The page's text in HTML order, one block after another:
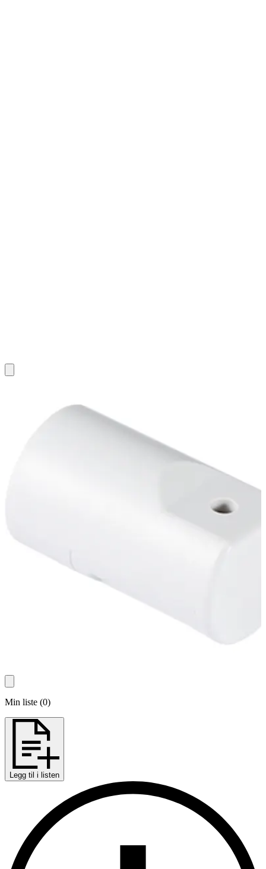
Min liste (0)
Legg til i listen